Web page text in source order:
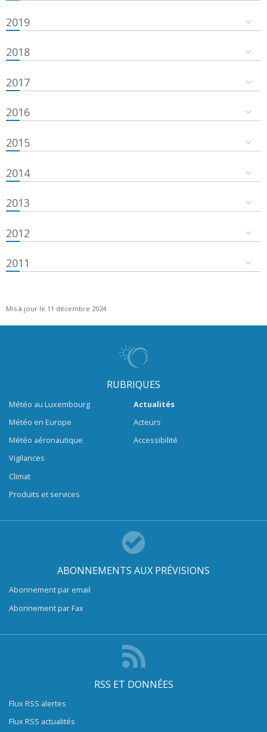
2019
2018
2017
2016
2015
2014
2013
2012
2011
Mis à jour le 11 décembre 2024
RUBRIQUES
Météo au Luxembourg
Météo en Europe
Météo aéronautique
Vigilances
Climat
Produits et services
Actualités
Acteurs
Accessibilité
ABONNEMENTS AUX PRÉVISIONS
Abonnement par email
Abonnement par Fax
RSS ET DONNÉES
Flux RSS alertes
Flux RSS actualités